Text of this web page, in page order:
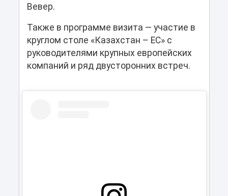
Вевер.
Также в программе визита — участие в
круглом столе «Казахстан – ЕС» с
руководителями крупных европейских
компаний и ряд двусторонних встреч.